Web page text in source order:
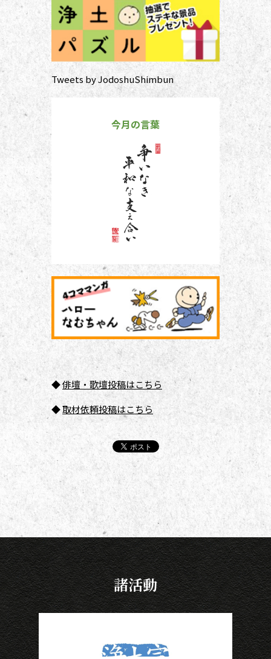
Tweets by JodoshuShimbun
今月の言葉
◆俳壇 ・歌壇投稿はこちら
◆取材依頼投稿はこちら
諸活動